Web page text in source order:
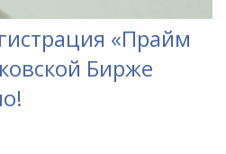
«Прайм
Бирже